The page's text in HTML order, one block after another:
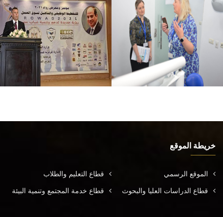
خريطة الموقع
الموقع الرسمي قطاع التعليم والطلاب
قطاع الدراسات العليا والبحوث قطاع خدمة المجتمع وتنمية البيئة